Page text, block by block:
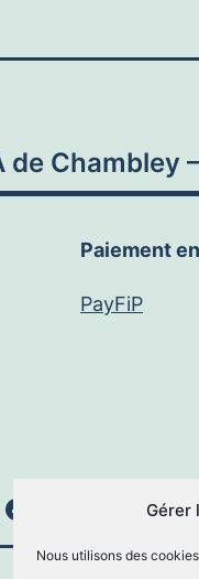
Gérer
Nous utilisons des
de Chambley
Paiement
PayFiP
mail